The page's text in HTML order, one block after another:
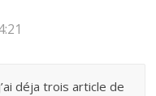
déja trois article de